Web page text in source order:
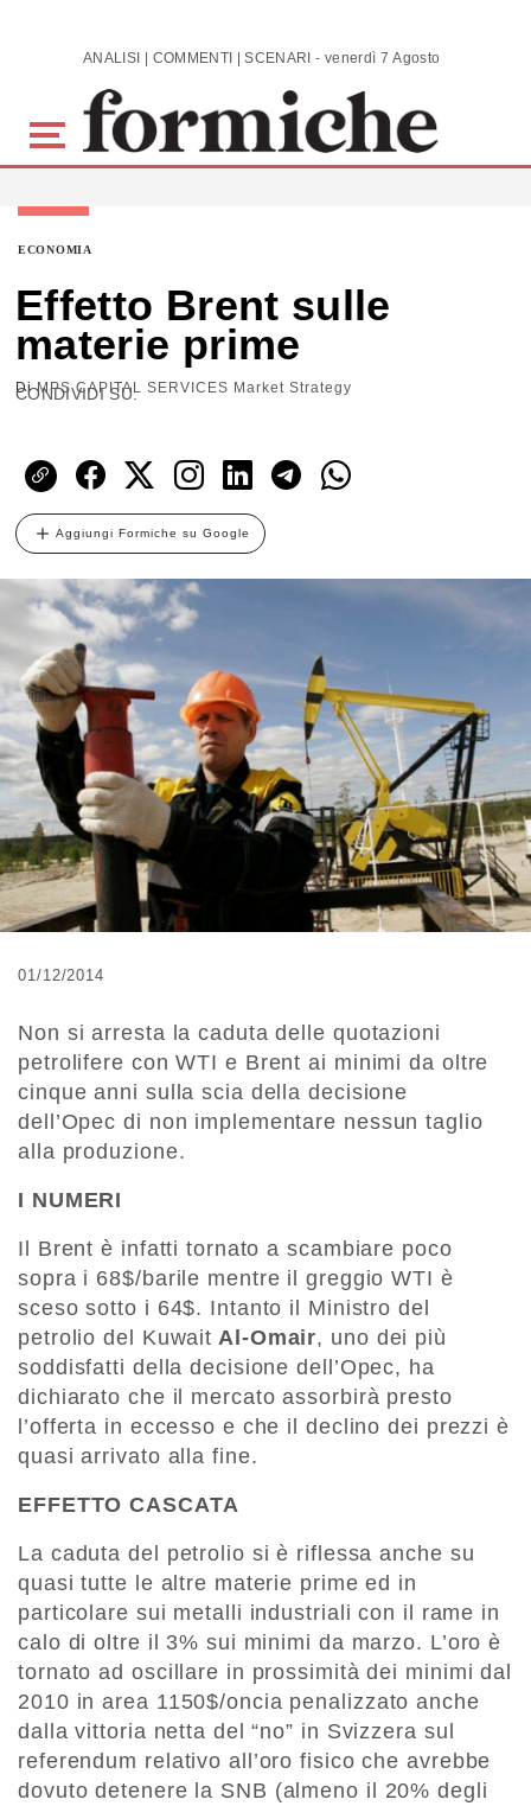
Skip to main content ANALISI | COMMENTI | SCENARI - venerdì 7 Agosto 2026
ECONOMIA
Effetto Brent sulle
materie prime
DiMPS CAPITAL SERVICES Market Strategy
CONDIVIDI SU:
Aggiungi Formiche su Google
01/12/2014
Non si arresta la caduta delle quotazioni
petrolifere con WTI e Brent ai minimi da oltre
cinque anni sulla scia della decisione
dell’Opec di non implementare nessun taglio
alla produzione.
I NUMERI
Il Brent è infatti tornato a scambiare poco
sopra i 68$/barile mentre il greggio WTI è
sceso sotto i 64$. Intanto il Ministro del
petrolio del Kuwait Al-Omair, uno dei più
soddisfatti della decisione dell’Opec, ha
dichiarato che il mercato assorbirà presto
l’offerta in eccesso e che il declino dei prezzi è
quasi arrivato alla fine.
EFFETTO CASCATA
La caduta del petrolio si è riflessa anche su
quasi tutte le altre materie prime ed in
particolare sui metalli industriali con il rame in
calo di oltre il 3% sui minimi da marzo. L’oro è
tornato ad oscillare in prossimità dei minimi dal
2010 in area 1150$/oncia penalizzato anche
dalla vittoria netta del “no” in Svizzera sul
referendum relativo all’oro fisico che avrebbe
dovuto detenere la SNB (almeno il 20% degli